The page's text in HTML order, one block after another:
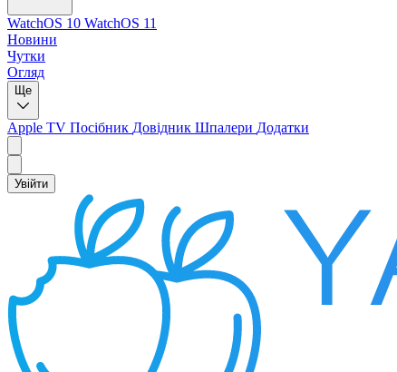
WatchOS 10 WatchOS 11
Новини
Чутки
Огляд
Ще
Apple TV Посібник Довідник Шпалери Додатки
Увійти